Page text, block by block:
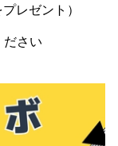
レゼント）
さい